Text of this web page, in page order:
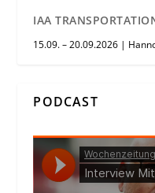
IAA
15.09. – 20.09.2026 |
PODCAST